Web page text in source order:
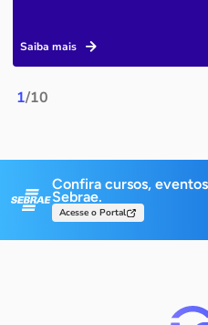
1/10
Saiba mais
Confira cursos,
Sebrae.
Acesse o Portal